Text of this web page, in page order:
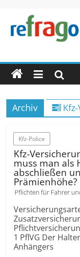
springen
refrago
Rechtsfragen
online
verständlich
erklärt
Archiv
Kfz-Police
Kfz-
muss man als
abschließen
Prämienhöhe?
Pflichten für Fahrer
1 PflVG Der
Anhängers